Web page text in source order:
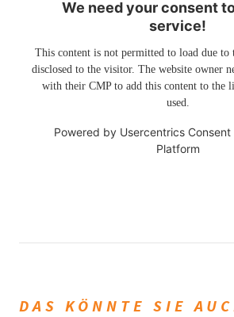
We need your consent
service!
This content is not permitted to load due to
disclosed to the visitor. The website owner
with their CMP to add this content to the
used.
Powered by Usercentrics
Platform
DAS KÖNNTE SIE